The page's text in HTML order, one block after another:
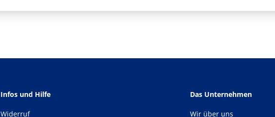
Infos und Hilfe
Widerruf
Das Unternehmen
Wir über uns